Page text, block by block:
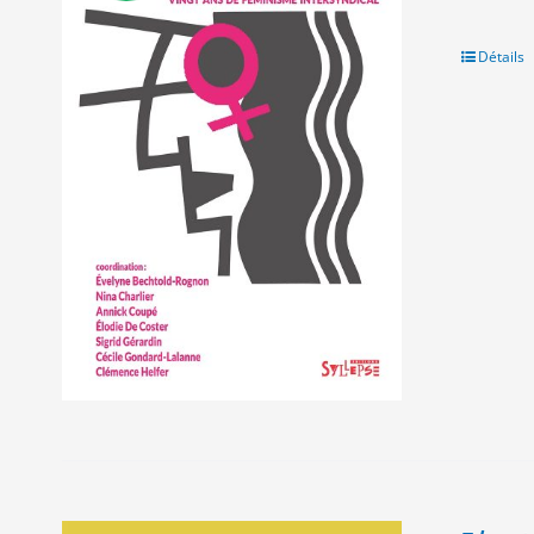
Détails